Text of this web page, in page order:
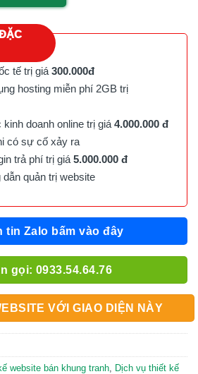
tế trị giá 300.000đ
hosting miễn phí 2GB trị
doanh online trị giá 4.000.000 đ
có sự cố xảy ra
trả phí trị giá 5.000.000 đ
quản trị website
tin Zalo bấm vào đây
gọi: 0933.54.64.76
VỚI GIAO DIỆN NÀY
website bán khung tranh
Dịch vụ thiết kế